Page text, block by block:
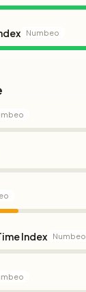
Numbeo
Index Numbeo